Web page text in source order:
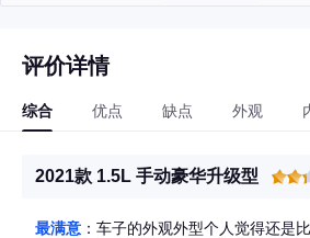
评价详情
综合 优点 缺点 外观
2021款 1.5L 手动豪华升级型
最满意 ：车子的外观外型个人觉得还是